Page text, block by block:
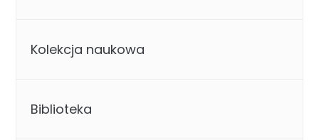
Kolekcja naukowa
Biblioteka